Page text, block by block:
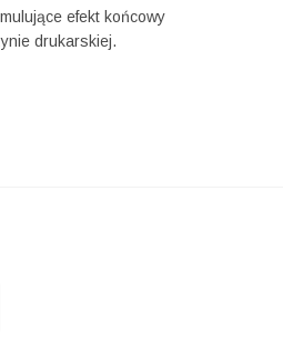
efekt końcowy
drukarskiej.